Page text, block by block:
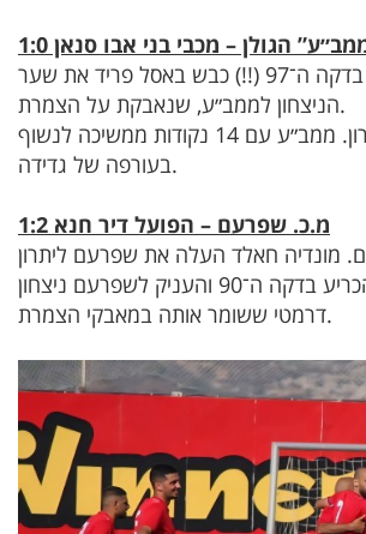
הגולן – מכבי בני אבו סנאן 1:0
בבוקעתא נרשם אחד מסיומי המשחקים הדרמטיים של העונה. בדקה ה־97 (!!) כבש באסל פריד את שער
הניצחון לממב״ע, שנאבקת על הצמרת.
אבו סנאן הציגה משחק הגנה מצוין, אך נשברה ברגע האחרון. ממב״ע עם 14 נקודות ממשיכה לנשוף
בעורפה של גדידה.
מ.כ. שפרעם – הפועל דיר חנא 1:2
מונדיה חאלד העלה את שפרעם ליתרון
(43), דיר חנא השוותה (65, זוחי מוחמד), אבל חוסין בושנאק הכריע בדקה ה־90 והעניק לשפרעם ניצחון
דרמטי ששומר אותה במאבקי הצמרת.